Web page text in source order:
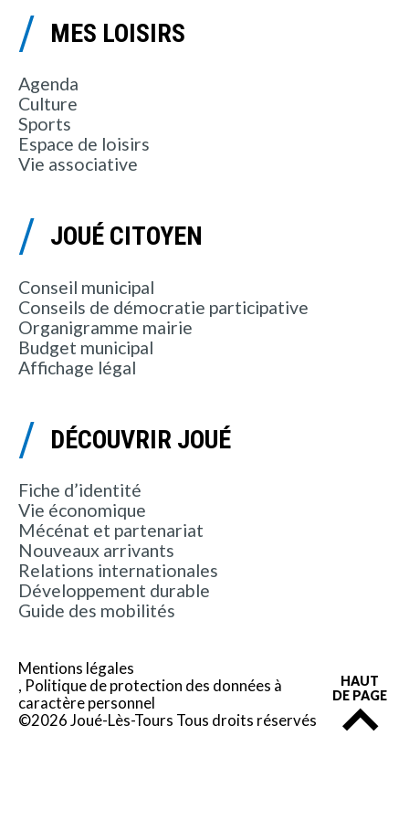
MES LOISIRS
Agenda
Culture
Sports
Espace de loisirs
Vie associative
JOUÉ CITOYEN
Conseil municipal
Conseils de démocratie participative
Organigramme mairie
Budget municipal
Affichage légal
DÉCOUVRIR JOUÉ
Fiche d’identité
Vie économique
Mécénat et partenariat
Nouveaux arrivants
Relations internationales
Développement durable
Guide des mobilités
Mentions légales
Politique de protection des données à
caractère personnel
©2026 Joué-Lès-Tours Tous droits réservés
HAUT
DE PAGE